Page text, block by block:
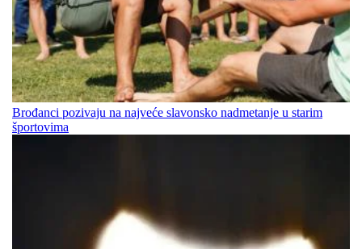
Brođanci pozivaju na najveće slavonsko nadmetanje u starim
športovima